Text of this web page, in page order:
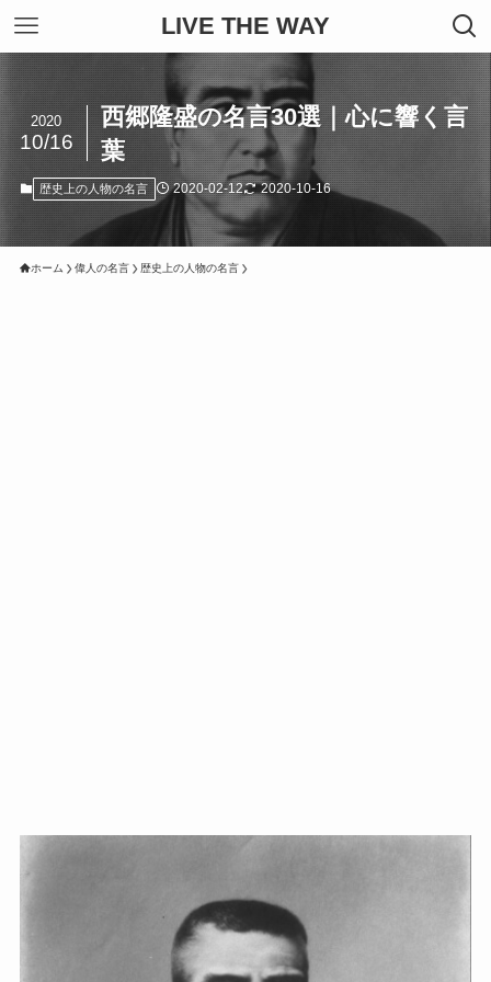
LIVE THE WAY
西郷隆盛の名言30選｜心に響く言
葉
2020
10/16
歴史上の人物の名言 2020-02-12 2020-10-16
ホーム 偉人の名言 歴史上の人物の名言